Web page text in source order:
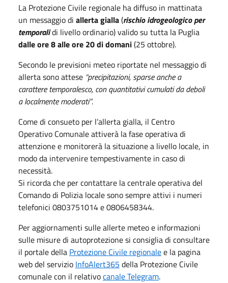
La Protezione Civile regionale ha diffuso in mattinata
un messaggio di allerta gialla(rischio idrogeologico per
temporalidi livello ordinario) valido su tutta la Puglia
dalle ore 8 alle ore 20 di domani(25 ottobre).
Secondo le previsioni meteo riportate nel messaggio di
allerta sono attese “precipitazioni, sparse anche a
carattere temporalesco, con quantitativi cumulati da deboli
a localmente moderati”.
Come di consueto per l’allerta gialla, il Centro
Operativo Comunale attiverà la fase operativa di
attenzione e monitorerà la situazione a livello locale, in
modo da intervenire tempestivamente in caso di
necessità.
Si ricorda che per contattare la centrale operativa del
Comando di Polizia locale sono sempre attivi i numeri
telefonici 0803751014 e 0806458344.
Per aggiornamenti sulle allerte meteo e informazioni
sulle misure di autoprotezione si consiglia di consultare
il portale della Protezione Civile regionalee la pagina
web del servizio InfoAlert365 della Protezione Civile
comunale con il relativocanale Telegram.